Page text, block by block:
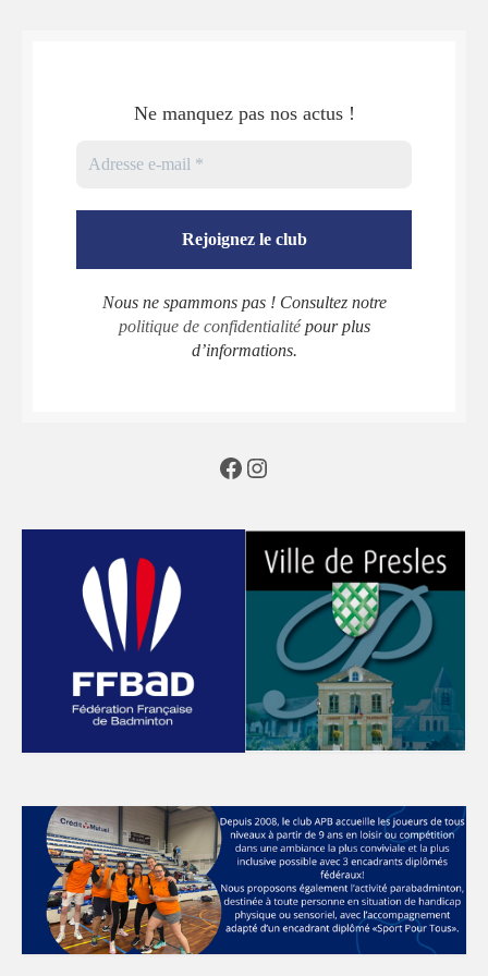
Ne manquez pas nos actus !
Nous ne spammons pas ! Consultez notre
politique de confidentialitépour plus
d’informations.
Facebook
Instagram